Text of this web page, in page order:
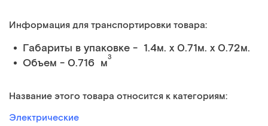
Информация для транспортировки товара:
Габариты в упаковке - 1.4м. x 0.71м. x 0.72м.
Объем - 0.716 м3
Название этого товара относится к категориям:
Электрические